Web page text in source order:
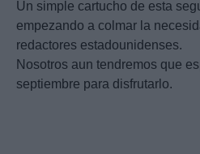
Un simple cartucho de esta
empezando a colmar la
redactores estadounidenses.
Nosotros aun tendremos que
septiembre para disfrutarlo.